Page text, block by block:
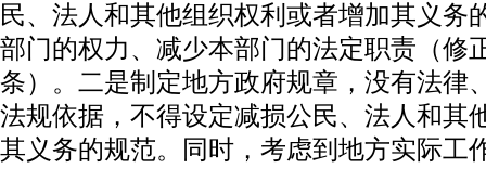
民、法人和其他组织权利或者增加其义务
部门的权力、减少本部门的法定职责（修
条）。二是制定地方政府规章，没有法律
法规依据，不得设定减损公民、法人和其
其义务的规范。同时，考虑到地方实际工